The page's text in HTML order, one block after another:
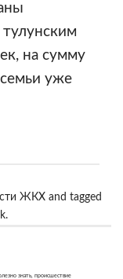
на сумму
уже
ЖКХ and tagged
.
знать, происшествие